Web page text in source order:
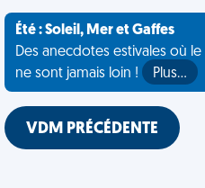
Été : Soleil, Mer et Gaffes
Des anecdotes estivales où
ne sont jamais loin !
Plus…
VDM PRÉCÉDENTE